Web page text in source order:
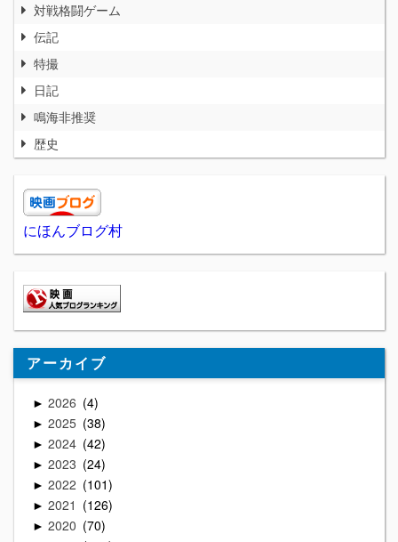
対戦格闘ゲーム
伝記
特撮
日記
鳴海非推奨
歴史
にほんブログ村
アーカイブ
► 2026 4
► 2025 38
► 2024 42
► 2023 24
► 2022 101
► 2021 126
► 2020 70